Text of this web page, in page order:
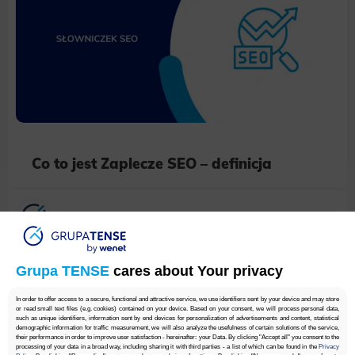
Grupa TENSE cares about Your privacy
In order to offer access to a secure, functional and attractive service, we use identifiers sent by your device and may store
or read small text files (e.g. cookies) contained on your device. Based on your consent, we will process personal data,
such as unique identifiers, information sent by end devices for personalization of advertisements and content, statistical
demographic information for traffic measurement, we will also analyze the usefulness of certain solutions of the service,
their performance in order to improve user satisfaction - hereinafter: your Data. By clicking "Accept all" you consent to the
processing of your data in a broad way, including sharing it with third parties - a list of which can be found in the Privacy
Co to jest Zaplecze SEO – definicja
Grupa TENSE